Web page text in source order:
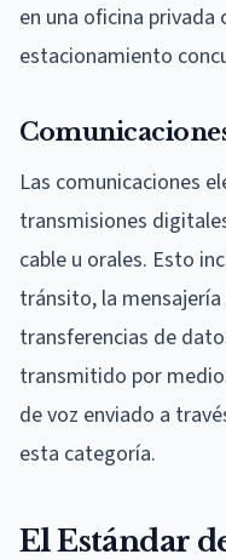
en una oficina
estacionamiento
Las comunicaciones
transmisiones
cable u orales. Esto
tránsito, la
transferencias de
transmitido por
de voz enviado a
esta categoría.
El Estándar